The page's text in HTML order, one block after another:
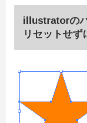
illustratorの
リセットせず